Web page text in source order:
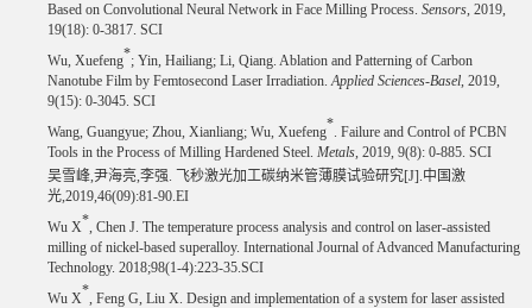
Based on Convolutional Neural Network in Face Milling Process. Sensors, 2019,
19(18): 0-3817. SCI
Wu, Xuefeng*; Yin, Hailiang; Li, Qiang. Ablation and Patterning of Carbon
Nanotube Film by Femtosecond Laser Irradiation.Applied Sciences-Basel, 2019,
9(15): 0-3045. SCI
Wang, Guangyue; Zhou, Xianliang; Wu, Xuefeng* . Failure and Control of PCBN
Tools in the Process of Milling Hardened Steel. Metals , 2019, 9(8): 0-885. SCI
吴雪峰,尹海亮,李强. 飞秒激光加工碳纳米管薄膜试验研究[J].中国激
光,2019,46(09):81-90.EI
Wu X*, Chen J. The temperature process analysis and control on laser-assisted
milling of nickel-based superalloy. International Journal of Advanced Manufacturing
Technology. 2018;98(1-4):223-35.SCI
Wu X* , Feng G, Liu X. Design and implementation of a system for laser assisted